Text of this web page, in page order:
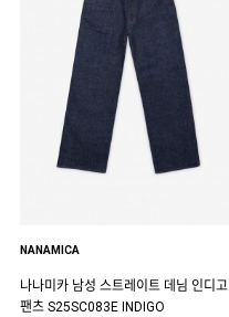
NANAMICA
나나미카 남성 스트레이트 데님 인디고
팬츠 S25SC083E INDIGO